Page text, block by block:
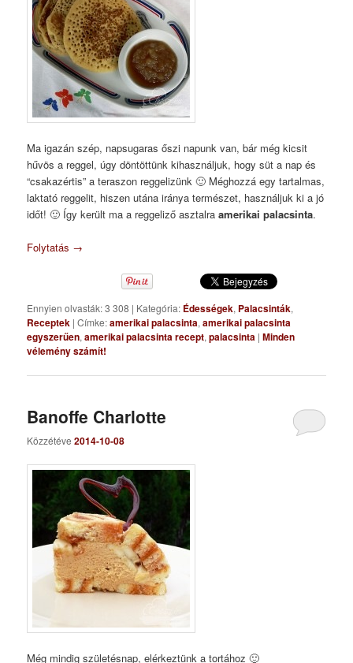
Ma igazán szép, napsugaras őszi napunk van, bár még kicsit
hűvös a reggel, úgy döntöttünk kihasználjuk, hogy süt a nap és
“csakazértis” a teraszon reggelizünk 🙂 Méghozzá egy tartalmas,
laktató reggelit, hiszen utána iránya természet, használjuk ki a jó
időt! 🙂 Így került ma a reggeliző asztalraamerikai palacsinta.
Folytatás →
Ennyien olvasták: 3 308 | Kategória: Édességek, Palacsinták,
Receptek |Címke:amerikai palacsinta,amerikai palacsinta
egyszerűen,amerikai palacsinta recept,palacsinta |Minden
vélemény számít!
Banoffe Charlotte
Közzétéve2014-10-08
Még mindig születésnap, elérkeztünk a tortához 🙂